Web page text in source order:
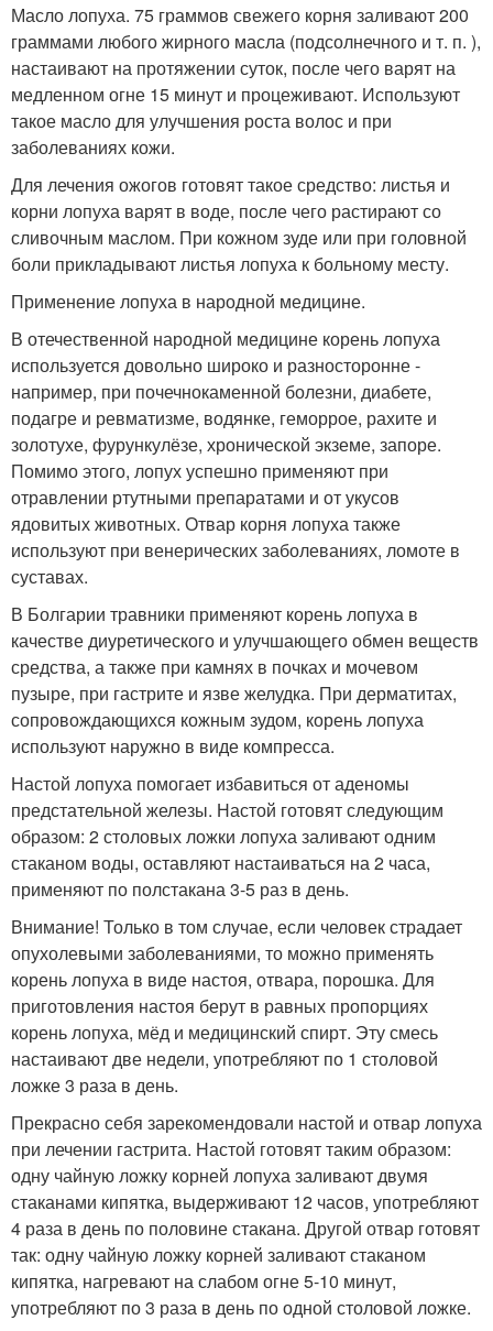
Масло лопуха. 75 граммов свежего корня заливают 200
граммами любого жирного масла (подсолнечного и т. п. ),
настаивают на протяжении суток, после чего варят на
медленном огне 15 минут и процеживают. Используют
такое масло для улучшения роста волос и при
заболеваниях кожи.
Для лечения ожогов готовят такое средство: листья и
корни лопуха варят в воде, после чего растирают со
сливочным маслом. При кожном зуде или при головной
боли прикладывают листья лопуха к больному месту.
Применение лопуха в народной медицине.
В отечественной народной медицине корень лопуха
используется довольно широко и разносторонне -
например, при почечнокаменной болезни, диабете,
подагре и ревматизме, водянке, геморрое, рахите и
золотухе, фурункулёзе, хронической экземе, запоре.
Помимо этого, лопух успешно применяют при
отравлении ртутными препаратами и от укусов
ядовитых животных. Отвар корня лопуха также
используют при венерических заболеваниях, ломоте в
суставах.
В Болгарии травники применяют корень лопуха в
качестве диуретического и улучшающего обмен веществ
средства, а также при камнях в почках и мочевом
пузыре, при гастрите и язве желудка. При дерматитах,
сопровождающихся кожным зудом, корень лопуха
используют наружно в виде компресса.
Настой лопуха помогает избавиться от аденомы
предстательной железы. Настой готовят следующим
образом: 2 столовых ложки лопуха заливают одним
стаканом воды, оставляют настаиваться на 2 часа,
применяют по полстакана 3-5 раз в день.
Внимание! Только в том случае, если человек страдает
опухолевыми заболеваниями, то можно применять
корень лопуха в виде настоя, отвара, порошка. Для
приготовления настоя берут в равных пропорциях
корень лопуха, мёд и медицинский спирт. Эту смесь
настаивают две недели, употребляют по 1 столовой
ложке 3 раза в день.
Прекрасно себя зарекомендовали настой и отвар лопуха
при лечении гастрита. Настой готовят таким образом:
одну чайную ложку корней лопуха заливают двумя
стаканами кипятка, выдерживают 12 часов, употребляют
4 раза в день по половине стакана. Другой отвар готовят
так: одну чайную ложку корней заливают стаканом
кипятка, нагревают на слабом огне 5-10 минут,
употребляют по 3 раза в день по одной столовой ложке.